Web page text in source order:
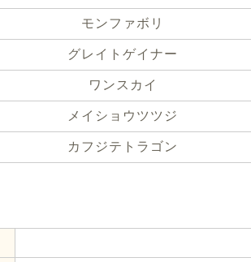
モンファボリ
グレイトゲイナー
ワンスカイ
メイショウツツジ
カフジテトラゴン